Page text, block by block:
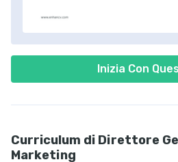
Inizia Con
Curriculum di Direttore
Marketing